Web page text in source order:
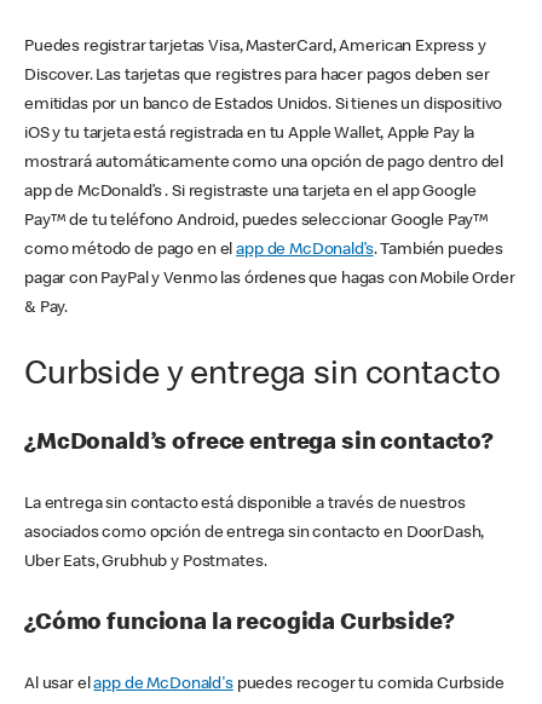
Puedes registrar tarjetas Visa, MasterCard, American Express y
Discover. Las tarjetas que registres para hacer pagos deben ser
emitidas por un banco de Estados Unidos. Si tienes un dispositivo
iOS y tu tarjeta está registrada en tu Apple Wallet, Apple Pay la
mostrará automáticamente como una opción de pago dentro del
app de McDonald’s . Si registraste una tarjeta en el app Google
Pay™ de tu teléfono Android, puedes seleccionar Google Pay™
como método de pago en elapp de McDonald’s. También puedes
pagar con PayPal y Venmo las órdenes que hagas con Mobile Order
& Pay.
Curbside y entrega sin contacto
¿McDonald’s ofrece entrega sin contacto?
La entrega sin contacto está disponible a través de nuestros
asociados como opción de entrega sin contacto en DoorDash,
Uber Eats, Grubhub y Postmates.
¿Cómo funciona la recogida Curbside?
Al usar elapp de McDonald'spuedes recoger tu comida Curbside